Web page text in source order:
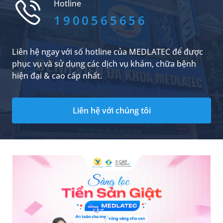
biện pháp giúp giảm đau hiệu quả.
Hotline
1900565656
Liên hệ ngay với số hotline của MEDLATEC để được
phục vụ và sử dụng các dịch vụ khám, chữa bệnh
hiện đại & cao cấp nhất.
Liên hệ với chúng tôi